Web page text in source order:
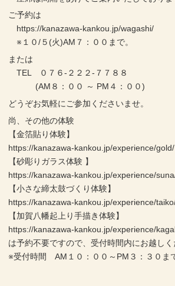
ご予約は
https://kanazawa-kankou.jp/wagashi/
※１０/５(火)AM７：００まで。
または
TEL ０７６-２２２-７７８８
(AM８：００ ～ PM４：００)
どうぞお気軽にご参加くださいませ。
尚、その他の体験
【金箔貼り体験】
https://kanazawa-kankou.jp/experience/gold/
【砂彫りガラス体験 】
https://kanazawa-kankou.jp/experience/
【小さな締太鼓づくり体験】
https://kanazawa-kankou.jp/experience/
【加賀八幡起上り手描き体験】
https://kanazawa-kankou.jp/experience/
は予約不要ですので、受付時間内にお越しく
※受付時間 AM１０：００～PM３：３０ま